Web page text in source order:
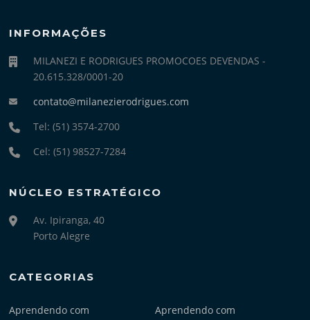
INFORMAÇÕES
MILANEZI E RODRIGUES PROMOCOES DEVENDAS -
20.615.328/0001-20
contato@milanezierodrigues.com
Tel: (51) 3574-2700
Cel: (51) 98527-7284
NÚCLEO ESTRATÉGICO
Av. Ipiranga, 40
Porto Alegre
CATEGORIAS
Aprendendo com Aprendendo com